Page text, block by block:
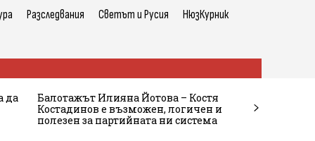
Разследвания Светът и Русия НюзКурник
да
Балотажът Илияна Йотова – Костя
Костадинов е възможен, логичен и
полезен за партийната ни система